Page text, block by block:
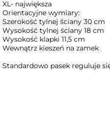
XL- największa
Orientacyjne wymiary:
Szerokość tylnej ściany 30 cm
Wysokość tylnej ściany 18 cm
Wysokość klapki 11,5 cm
Wewnątrz kieszeń na zamek
Standardowo pasek reguluje